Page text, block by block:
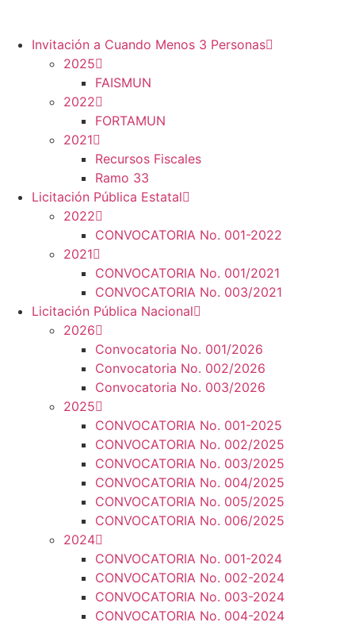
Invitación a Cuando Menos 3 Personas
2025
FAISMUN
2022
FORTAMUN
2021
Recursos Fiscales
Ramo 33
Licitación Pública Estatal
2022
CONVOCATORIA No. 001-2022
2021
CONVOCATORIA No. 001/2021
CONVOCATORIA No. 003/2021
Licitación Pública Nacional
2026
Convocatoria No. 001/2026
Convocatoria No. 002/2026
Convocatoria No. 003/2026
2025
CONVOCATORIA No. 001-2025
CONVOCATORIA No. 002/2025
CONVOCATORIA No. 003/2025
CONVOCATORIA No. 004/2025
CONVOCATORIA No. 005/2025
CONVOCATORIA No. 006/2025
2024
CONVOCATORIA No. 001-2024
CONVOCATORIA No. 002-2024
CONVOCATORIA No. 003-2024
CONVOCATORIA No. 004-2024